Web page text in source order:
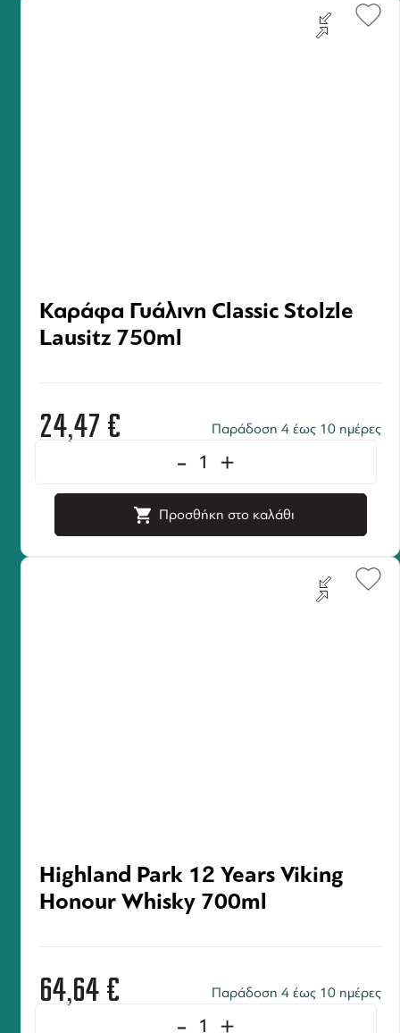
Καράφα Γυάλινη Classic Stolzle
Lausitz 750ml
24,47 € Παράδοση 4 έως 10 ημέρες
- +
Προσθήκη στο καλάθι
Highland Park 12 Years Viking
Honour Whisky 700ml
64,64€ Παράδοση 4 έως 10 ημέρες
- +